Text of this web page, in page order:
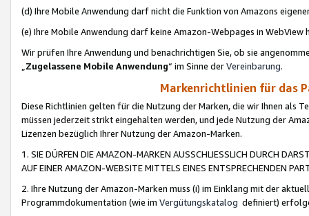
(d) Ihre Mobile Anwendung darf nicht die Funktion von Amazons
(e) Ihre Mobile Anwendung darf keine Amazon-Webpages in WebView
Wir prüfen Ihre Anwendung und benachrichtigen Sie, ob sie
„Zugelassene Mobile Anwendung“ im Sinne derVereinbarung.
Markenrichtlinien für das
Diese Richtlinien gelten für die Nutzung der Marken, die wir Ihnen als
müssen jederzeit strikt eingehalten werden, und jede Nutzung der
Lizenzen bezüglich Ihrer Nutzung der Amazon-Marken.
1. SIE DÜRFEN DIE AMAZON-MARKEN AUSSCHLIESSLICH DURCH
AUF EINER AMAZON-WEBSITE MITTELS EINES ENTSPRECHENDEN
2. Ihre Nutzung der Amazon-Marken muss (i) im Einklang mit der
Programmdokumentation (wie im Vergütungskatalog definiert)